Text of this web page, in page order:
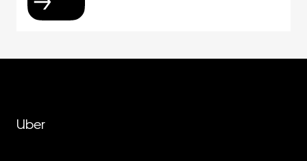
Uber